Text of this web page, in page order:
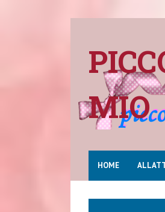
MIO
HOME